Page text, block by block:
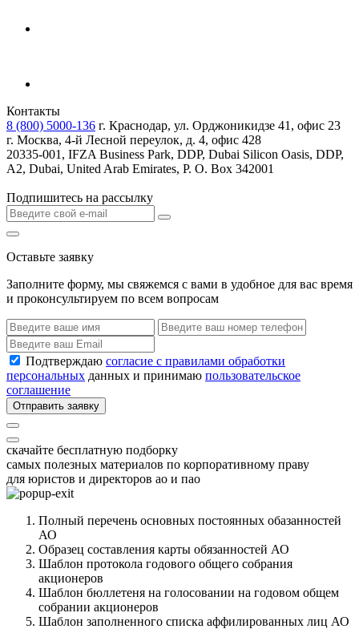
Контакты
8 (800) 5000-136 г. Краснодар, ул. Орджоникидзе 41, офис 23
г. Москва, 4-й Лесной переулок, д. 4, офис 428
20335-001, IFZA Business Park, DDP, Dubai Silicon Oasis, DDP,
A2, Dubai, United Arab Emirates, P. O. Box 342001
Подпишитесь на рассылку
Оставьте заявку
Заполните форму, мы свяжемся с вами в удобное для вас время
и проконсультируем по всем вопросам
Подтверждаю согласие с правилами обработки
персональных данных и принимаю пользовательское
соглашение
Отправить заявку
скачайте бесплатную подборку
самых полезных материалов по корпоративному праву
для юристов и директоров ао и пао
Полный перечень основных постоянных обазанностей
АО
Образец составления карты обязанностей АО
Шаблон протокола годового общего собрания
акционеров
Шаблон бюллетеня на голосовании на годовом общем
собрании акционеров
Шаблон заполненного списка аффилированных лиц АО